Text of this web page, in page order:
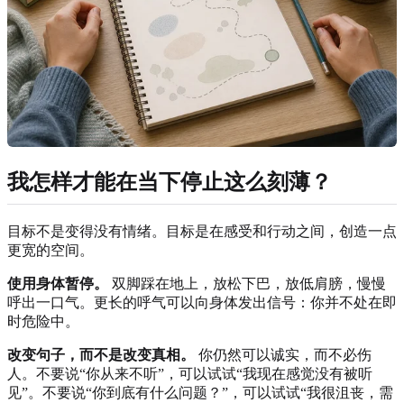
我怎样才能在当下停止这么刻薄？
目标不是变得没有情绪。目标是在感受和行动之间，创造一点
更宽的空间。
使用身体暂停。
双脚踩在地上，放松下巴，放低肩膀，慢慢
呼出一口气。更长的呼气可以向身体发出信号：你并不处在即
时危险中。
改变句子，而不是改变真相。
你仍然可以诚实，而不必伤
人。不要说“你从来不听”，可以试试“我现在感觉没有被听
见”。不要说“你到底有什么问题？”，可以试试“我很沮丧，需